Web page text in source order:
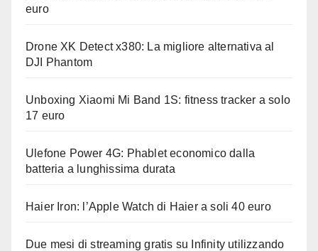
euro
Drone XK Detect x380: La migliore alternativa al
DJI Phantom
Unboxing Xiaomi Mi Band 1S: fitness tracker a solo
17 euro
Ulefone Power 4G: Phablet economico dalla
batteria a lunghissima durata
Haier Iron: l’Apple Watch di Haier a soli 40 euro
Due mesi di streaming gratis su Infinity utilizzando